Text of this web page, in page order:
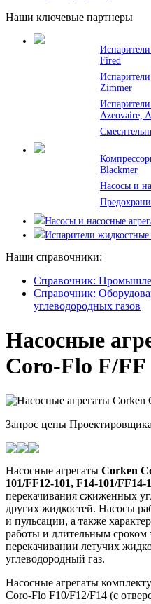
Наши ключевые партнеры
Fired
Zimmer
Azeovaire,
Blackmer
Насосы и
Насосы и насосные
Испарители жидкостные
Наши справочники:
Справочник:
Справочник:
углеводородных газов
Насосные
Coro-Flo F/FF
Запрос цены
Насосные агрегаты Corken
101/FF12-101, F14-101/FF14-
перекачивания сжиженных
других жидкостей. Насосы
и пульсации, а также
работы и длительным сроком
перекачивании летучих
углеводородный газ.
Насосные агрегаты
Coro-Flo F10/F12/F14 (с